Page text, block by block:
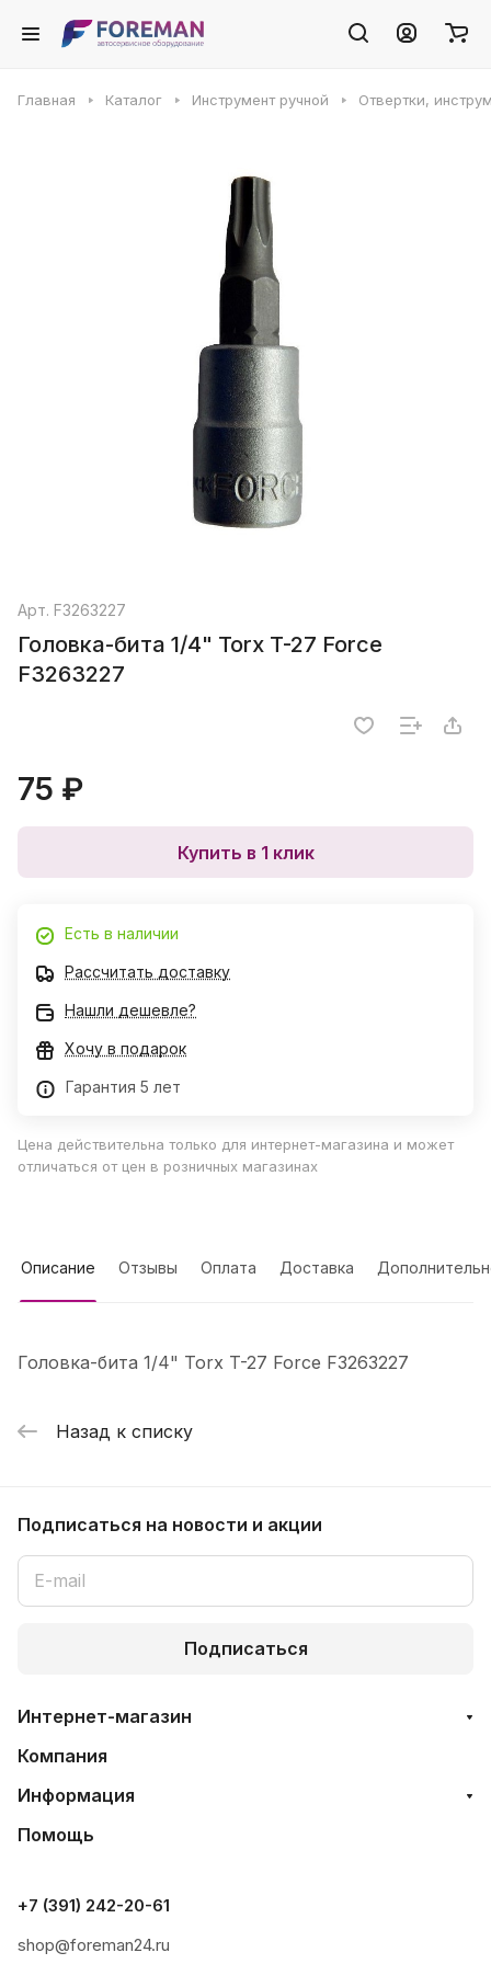
Главная Каталог Инструмент ручной Отвертки,
Арт. F3263227
Головка-бита 1/4" Torx T-27 Force
F3263227
75 ₽
Купить в 1 клик
Есть в наличии
Рассчитать доставку
Нашли дешевле?
Хочу в подарок
Гарантия 5 лет
Цена действительна только для интернет-магазина и может
отличаться от цен в розничных магазинах
Описание Отзывы Оплата Доставка
Головка-бита 1/4" Torx T-27 Force F3263227
Назад к списку
Подписаться на новости и акции
Подписаться
Интернет-магазин
Компания
Информация
Помощь
+7 (391) 242-20-61
shop@foreman24.ru